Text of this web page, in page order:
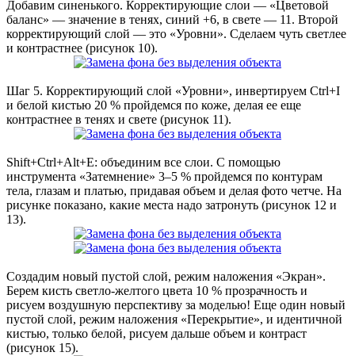
Добавим синенького. Корректирующие слои — «Цветовой
баланс» — значение в тенях, синий +6, в свете — 11. Второй
корректирующий слой — это «Уровни». Сделаем чуть светлее
и контрастнее (рисунок 10).
Шаг 5. Корректирующий слой «Уровни», инвертируем Ctrl+I
и белой кистью 20 % пройдемся по коже, делая ее еще
контрастнее в тенях и свете (рисунок 11).
Shift+Ctrl+Alt+E: объединим все слои. С помощью
инструмента «Затемнение» 3–5 % пройдемся по контурам
тела, глазам и платью, придавая объем и делая фото четче. На
рисунке показано, какие места надо затронуть (рисунок 12 и
13).
Создадим новый пустой слой, режим наложения «Экран».
Берем кисть светло-желтого цвета 10 % прозрачность и
рисуем воздушную перспективу за моделью! Еще один новый
пустой слой, режим наложения «Перекрытие», и идентичной
кистью, только белой, рисуем дальше объем и контраст
(рисунок 15).